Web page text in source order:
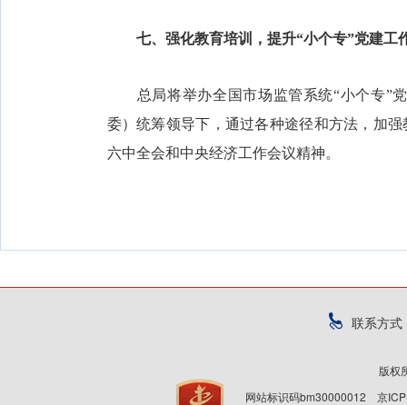
七、强化教育培训，提升“小个专”党建工
总局将举办全国市场监管系统“小个专”党
委）统筹领导下，通过各种途径和方法，加
六中全会和中央经济工作会议精神。
联系方式
版权
网站标识码bm30000012 京